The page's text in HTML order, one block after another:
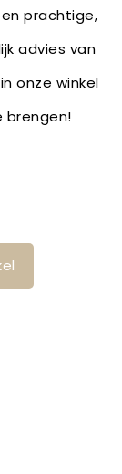
prachtige,
advies van
onze winkel
brengen!